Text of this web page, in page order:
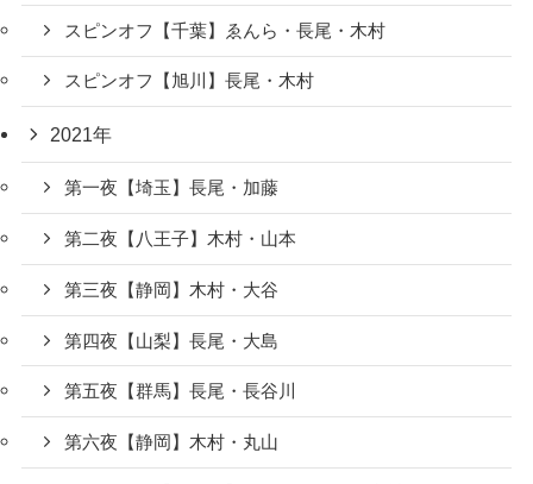
スピンオフ【千葉】ゑんら・長尾・木村
スピンオフ【旭川】長尾・木村
2021年
第一夜【埼玉】長尾・加藤
第二夜【八王子】木村・山本
第三夜【静岡】木村・大谷
第四夜【山梨】長尾・大島
第五夜【群馬】長尾・長谷川
第六夜【静岡】木村・丸山